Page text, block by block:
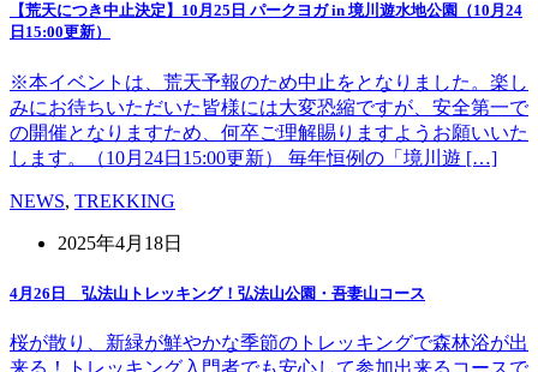
【荒天につき中止決定】10月25日 パークヨガ in 境川遊水地公園（10月24
日15:00更新）
※本イベントは、荒天予報のため中止をとなりました。楽し
みにお待ちいただいた皆様には大変恐縮ですが、安全第一で
の開催となりますため、何卒ご理解賜りますようお願いいた
します。（10月24日15:00更新） 毎年恒例の「境川遊 […]
NEWS, TREKKING
2025年4月18日
4月26日 弘法山トレッキング！弘法山公園・吾妻山コース
桜が散り、新緑が鮮やかな季節のトレッキングで森林浴が出
来る！トレッキング入門者でも安心して参加出来るコースで